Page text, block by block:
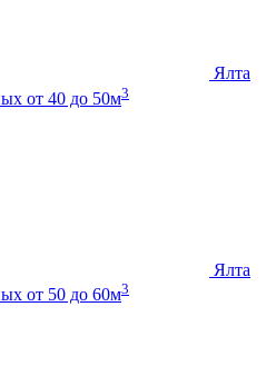
Ялта
от 40 до 50м3
Ялта
от 50 до 60м3